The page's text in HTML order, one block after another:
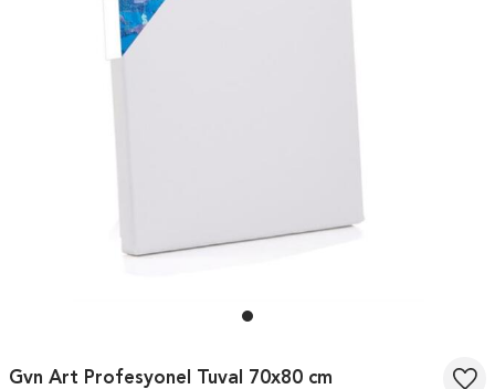
Gvn Art Profesyonel Tuval 70x80 cm